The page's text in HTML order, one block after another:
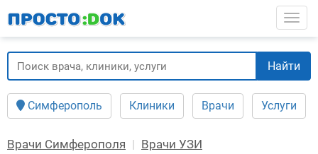
содержанию
Найти
Симферополь Клиники Врачи Услуги
Врачи Симферополя
Врачи УЗИ